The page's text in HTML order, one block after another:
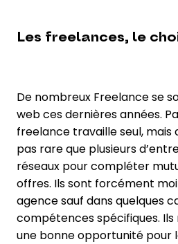
Les freelances, le
De nombreux Freelance se
web ces dernières années.
freelance travaille seul, mais
pas rare que plusieurs
réseaux pour compléter
offres. Ils sont forcément
agence sauf dans quelques
compétences spécifiques.
une bonne opportunité pour